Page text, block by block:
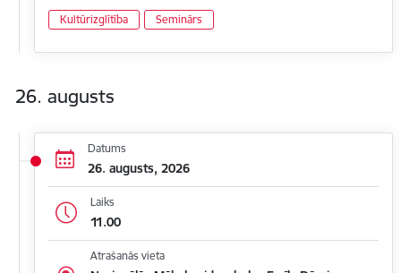
Kultūrizglītība Seminārs
26. augusts
Datums
26. augusts, 2026
Laiks
11.00
Atrašanās vieta